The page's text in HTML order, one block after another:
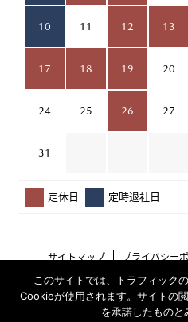
10 11 12 13
17 18 19 20
24 25 26 27
31
定休日 定時退社日
サイトマップ プライバシー
このサイトでは、トラフィック
Cookieが使用されます。サイトの
を承諾したものと